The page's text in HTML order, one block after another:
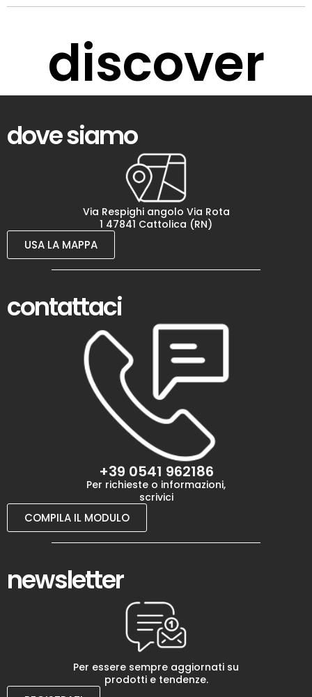
discover
dove siamo
Via Respighi angolo Via Rota
1 47841 Cattolica (RN)
USA LA MAPPA
contattaci
+39 0541 962186
Per richieste o informazioni,
scrivici
COMPILA IL MODULO
newsletter
Per essere sempre aggiornati su
prodotti e tendenze.